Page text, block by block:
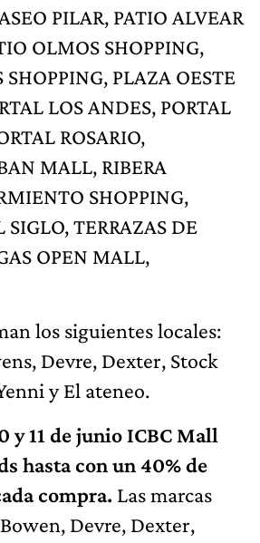
PILAR, PATIO ALVEAR
OLMOS SHOPPING,
PLAZA OESTE
LOS ANDES, PORTAL
ROSARIO,
MALL, RIBERA
SHOPPING,
SIGLO, TERRAZAS DE
OPEN MALL,
los siguientes locales:
Devre, Dexter, Stock
y El ateneo.
y 11 de junio ICBC Mall
hasta con un 40% de
compra. Las marcas
Devre, Dexter,